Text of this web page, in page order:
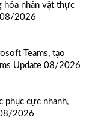
hóa nhân vật thực
08/2026
Teams, tạo
Update 08/2026
phục cực nhanh,
2026